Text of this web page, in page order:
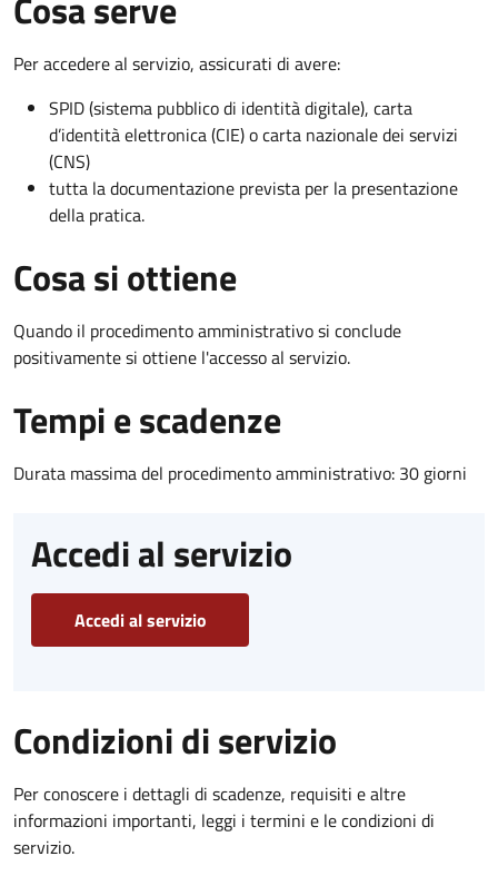
Per accedere al servizio, assicurati di avere:
SPID (sistema pubblico di identità digitale), carta
d’identità elettronica (CIE) o carta nazionale dei servizi
(CNS)
tutta la documentazione prevista per la presentazione
della pratica.
Cosa si ottiene
Quando il procedimento amministrativo si conclude
positivamente si ottiene l'accesso al servizio.
Tempi e scadenze
Durata massima del procedimento amministrativo: 30 giorni
Accedi al servizio
Accedi al servizio
Condizioni di servizio
Per conoscere i dettagli di scadenze, requisiti e altre
informazioni importanti, leggi i termini e le condizioni di
servizio.